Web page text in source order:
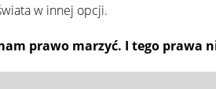
w innej opcji.
prawo marzyć. I tego prawa